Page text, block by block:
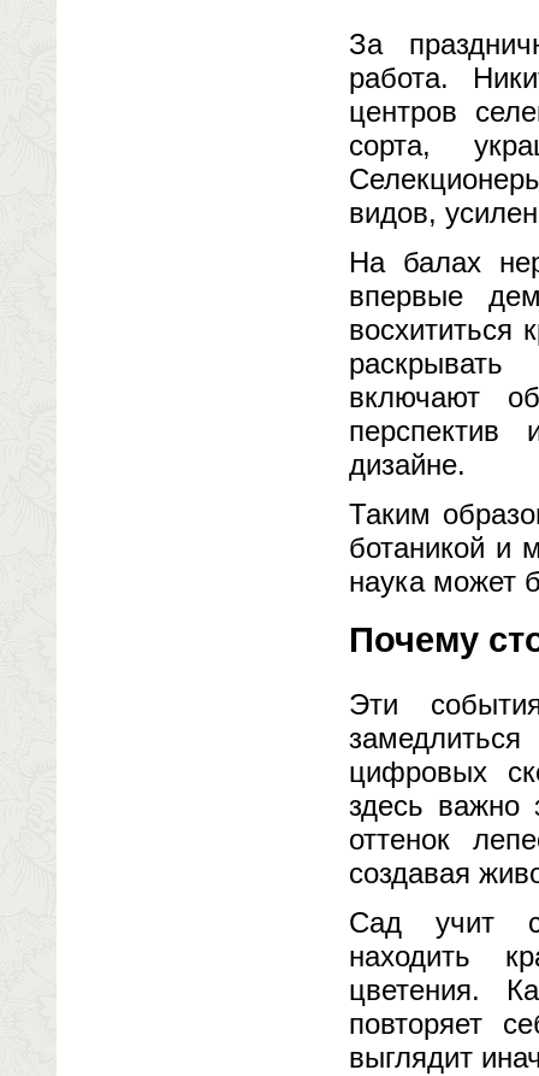
За
работа.
центров
сорта,
видов,
На балах
впервые
восхититься
включают
перспектив
дизайне.
Таким
ботаникой и
наука может
Почему
Эти
цифровых
здесь важно
оттенок
создавая
Сад учит
находить
цветения.
повторяет
выглядит